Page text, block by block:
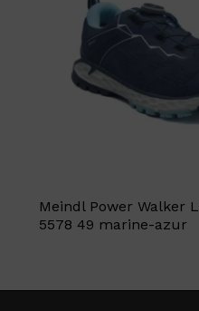
Meindl Power Walker
5578 49 marine-azur